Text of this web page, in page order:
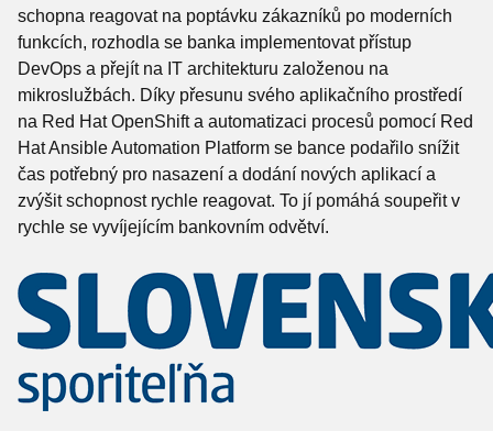
schopna reagovat na poptávku zákazníků po moderních
funkcích, rozhodla se banka implementovat přístup
DevOps a přejít na IT architekturu založenou na
mikroslužbách. Díky přesunu svého aplikačního prostředí
na Red Hat OpenShift a automatizaci procesů pomocí Red
Hat Ansible Automation Platform se bance podařilo snížit
čas potřebný pro nasazení a dodání nových aplikací a
zvýšit schopnost rychle reagovat. To jí pomáhá soupeřit v
rychle se vyvíjejícím bankovním odvětví.